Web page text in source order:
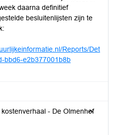
daarna definitief
besluitenlijsten zijn te
Reports/Det
bbd6-e2b377001b8b
- De Olmenhof